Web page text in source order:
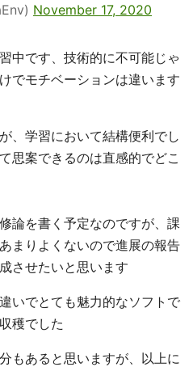
November 17, 2020
中です、技術的に不可能じゃ
でモチベーションは違います
、学習において結構便利でし
思案できるのは直感的でどこ
論を書く予定なのですが、課
まりよくないので進展の報告
させたいと思います
いでとても魅力的なソフトで
穫でした
もあると思いますが、以上に